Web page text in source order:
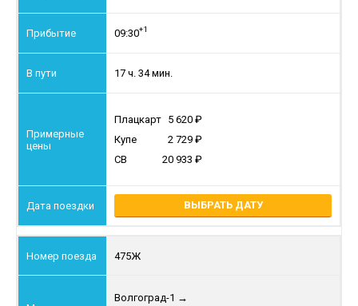
09:30+1
17 ч. 34 мин.
Плацкарт 5 620
Купе
2 729
СВ
20 933
ВЫБРАТЬ ДАТУ
475Ж
Волгоград-1 →